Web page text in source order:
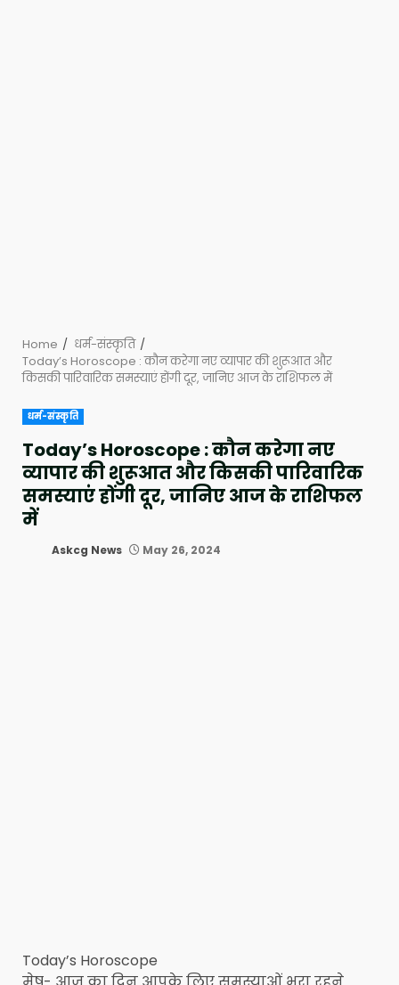
Home
धर्म-संस्कृति
Today’s Horoscope : कौन करेगा नए व्यापार की शुरूआत और
किसकी पारिवारिक समस्याएं होंगी दूर, जानिए आज के राशिफल में
धर्म-संस्कृति
Today’s Horoscope : कौन करेगा नए
व्यापार की शुरूआत और किसकी पारिवारिक
समस्याएं होंगी दूर, जानिए आज के राशिफल
में
Askcg News May 26, 2024
Today’s Horoscope